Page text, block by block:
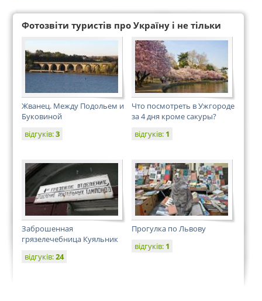
Фотозвіти туристів про Україну і не тільки
Жванец. Между Подольем и
Буковиной
відгуків:3
Что посмотреть в Ужгороде
за 4 дня кроме сакуры?
відгуків: 1
Заброшенная
грязелечебница Куяльник
відгуків:24
Прогулка по Львову
відгуків: 1